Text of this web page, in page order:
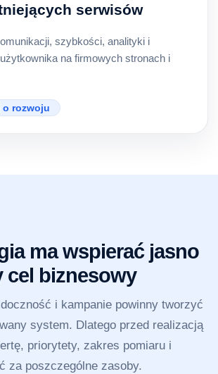
serwisów
szybkości, analityki i
na firmowych stronach i
o rozwoju
ma wspierać jasno
cel biznesowy
i kampanie powinny tworzyć
system. Dlatego przed realizacją
priorytety, zakres pomiaru i
za poszczególne zasoby.